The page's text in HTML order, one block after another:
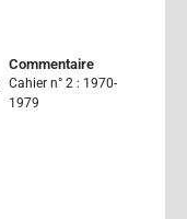
Commentaire
Cahier n° 2 : 1970-
1979